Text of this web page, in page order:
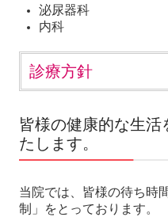
泌尿器科
内科
診療方針
皆様の健康的な生
たします。
当院では、皆様の待ち時
制」をとっております。